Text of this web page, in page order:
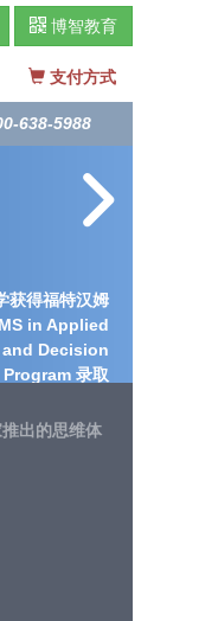
博智教育
支付方式
638-5988
获得福特汉姆
in Applied
Decision
录取
出的思维体